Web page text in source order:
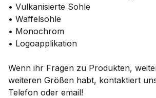
• Vulkanisierte Sohle
• Waffelsohle
• Monochrom
• Logoapplikation
Wenn ihr Fragen zu Produkten,
weiteren Größen habt, kontaktiert
Telefon oder email!